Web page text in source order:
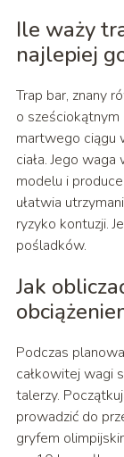
Ile waży
najlepiej
Trap bar, znany
o
martwego ciągu
ciała. Jego
modelu i
ułatwia
ryzyko kontuzji.
pośladków.
Jak
Podczas
całkowitej wagi
talerzy.
prowadzić do
gryfem